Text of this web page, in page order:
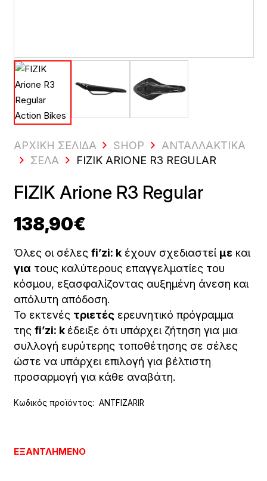
ΑΡΧΙΚΗ ΣΕΛΙΔΑ SHOP
ΑΝΤΑΛΛΑΚΤΙΚΆ
ΣΈΛΑ
FIZIK ARIONE R3 REGULAR
FIZIK Arione R3 Regular
138,90€
Όλες οι σέλες fi’zi: kέχουν σχεδιαστεί μεκαι
για τους καλύτερους επαγγελματίες του
κόσμου, εξασφαλίζοντας αυξημένη άνεση και
απόλυτη απόδοση.
Το εκτενές τριετέςερευνητικό πρόγραμμα
της fi’zi: k έδειξε ότι υπάρχει ζήτηση για μια
συλλογή ευρύτερης τοποθέτησης σε σέλες
ώστε να υπάρχει επιλογή για βέλτιστη
προσαρμογή για κάθε αναβάτη.
Κωδικός προϊόντος: ANTFIZARIR
ΕΞΑΝΤΛΗΜΈΝΟ